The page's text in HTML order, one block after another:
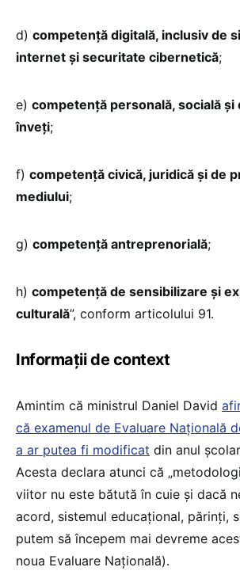
d) competență digitală, inclusiv de
internet și securitate cibernetică;
e) competență personală, socială și
înveți;
f) competență civică, juridică și de
mediului;
g) competență antreprenorială;
h) competență de sensibilizare și
culturală”, conform articolului 91.
Informații de context
Amintim că ministrul Daniel David
că examenul de Evaluare Națională
a ar putea fi modificat din anul
Acesta declara atunci că
viitor nu este bătută în cuie și dacă
acord, sistemul educațional, părinți,
putem să începem mai devreme
noua Evaluare Națională).